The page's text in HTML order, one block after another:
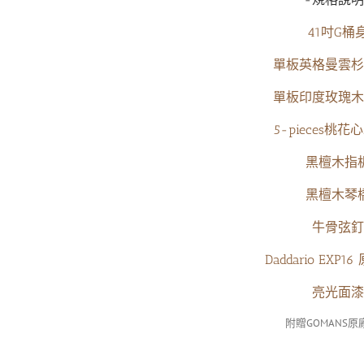
41吋G桶
單板英格曼雲
單板印度玫瑰
5-pieces桃花
黑檀木指
黑檀木琴
牛骨弦釘
Daddario EXP16
亮光面漆
附贈GOMANS原